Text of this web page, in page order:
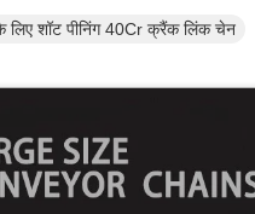
लिए शॉट पीनिंग 40Cr क्रैंक लिंक चेन